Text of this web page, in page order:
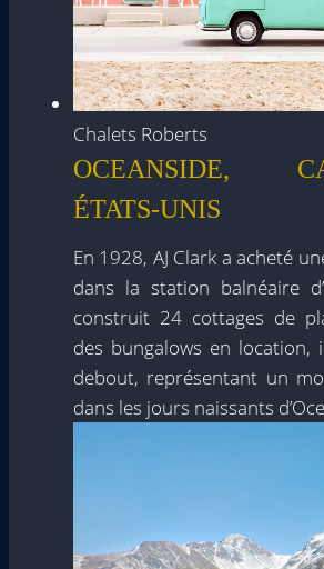
Chalets Roberts
OCEANSIDE,
ÉTATS-UNIS
En 1928, AJ Clark a acheté
dans la station balnéaire
construit 24 cottages de
des bungalows en location,
debout, représentant un
dans les jours naissants